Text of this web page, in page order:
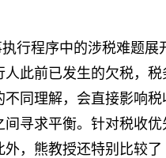
行程序中的涉税难题
此前已发生的欠税，
同理解，会直接影响
寻求平衡。针对税收
，熊教授还特别比较